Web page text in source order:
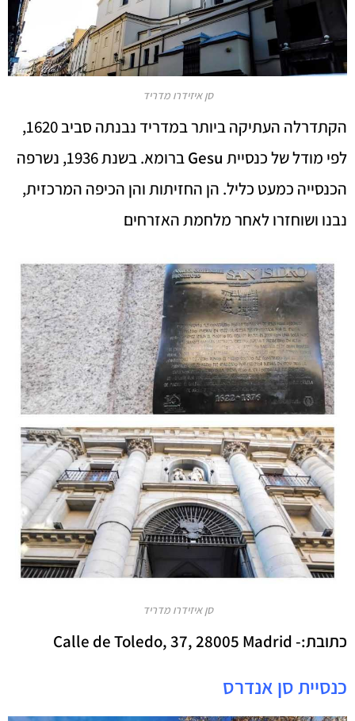
סן איזידרו מדריד
הקתדרלה העתיקה ביותר במדריד נבנתה סביב 1620,
לפי מודל של כנסיית Gesu
ברומא. בשנת 1936, נשרפה
הכנסייה כמעט כליל. הן החזיתות והן הכיפה המרכזית,
נבנו ושוחזרו לאחר מלחמת האזרחים
סן איזידרו מדריד
כתובת:-Calle de Toledo, 37, 28005 Madrid
כנסיית סן אנדרס